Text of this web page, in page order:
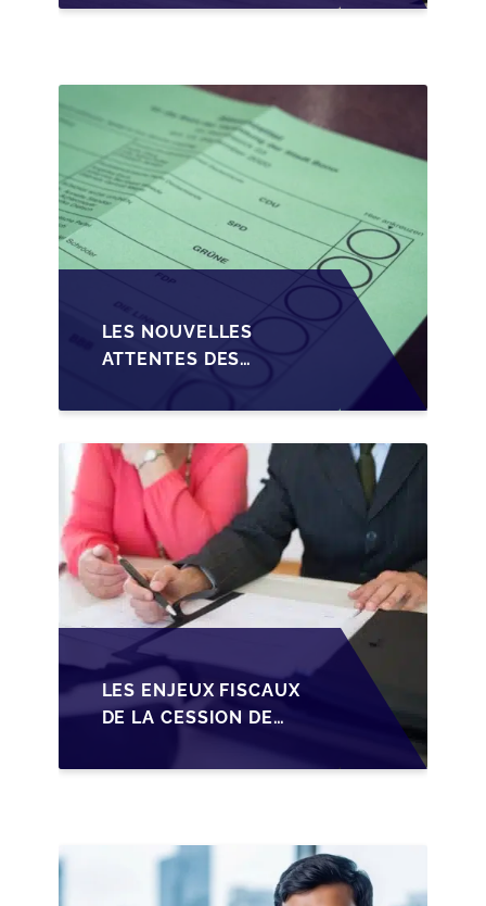
CRÉDIT SUR LA
LES NOUVELLES
ATTENTES DES
TRANSMISSION DES
PME BELGES
LES ENJEUX FISCAUX
DE LA CESSION DE
LES DIRIGEANTS DE